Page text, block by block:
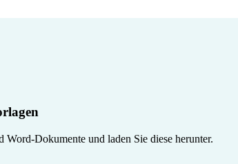
Word-Dokumente und laden Sie diese herunter.